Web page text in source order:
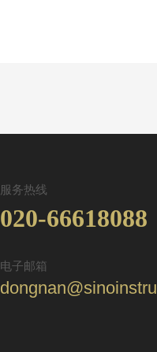
服务热线
020-66618088
电子邮箱